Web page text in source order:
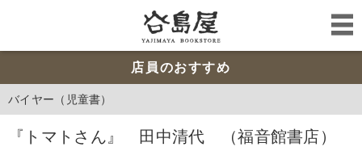
店員のおすすめ
バイヤー（児童書）
『トマトさん』 田中清代 （福音館書店）